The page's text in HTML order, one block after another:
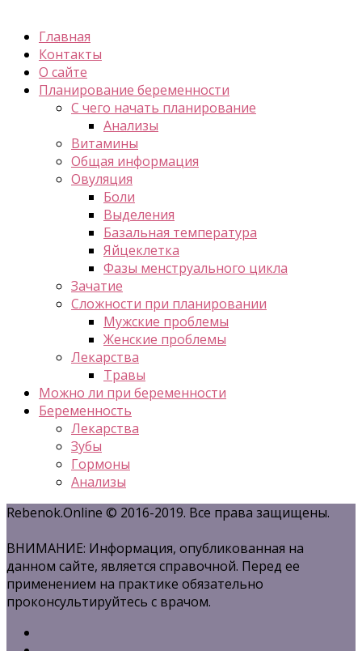
Главная
Контакты
О сайте
Планирование беременности
С чего начать планирование
Анализы
Витамины
Общая информация
Овуляция
Боли
Выделения
Базальная температура
Яйцеклетка
Фазы менструального цикла
Зачатие
Сложности при планировании
Мужские проблемы
Женские проблемы
Лекарства
Травы
Можно ли при беременности
Беременность
Лекарства
Зубы
Гормоны
Анализы
Rebenok.Online © 2016-2019. Все права защищены.
ВНИМАНИЕ: Информация, опубликованная на
данном сайте, является справочной. Перед ее
применением на практике обязательно
проконсультируйтесь с врачом.